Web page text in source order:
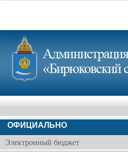
ОФИЦИАЛЬНО
Электронный бюджет